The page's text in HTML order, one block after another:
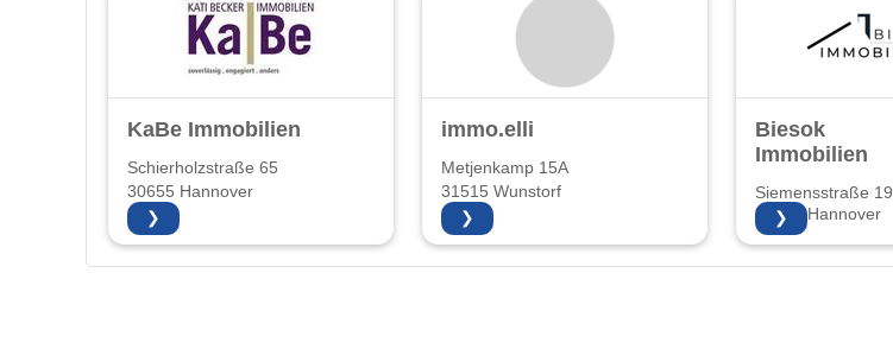
KaBe Immobilien
Schierholzstraße 65
30655 Hannover
❯
immo.elli
Metjenkamp 15A
31515 Wunstorf
❯
Biesok
Immobilien
Siemensstraße 19
30173 Hannover
❯